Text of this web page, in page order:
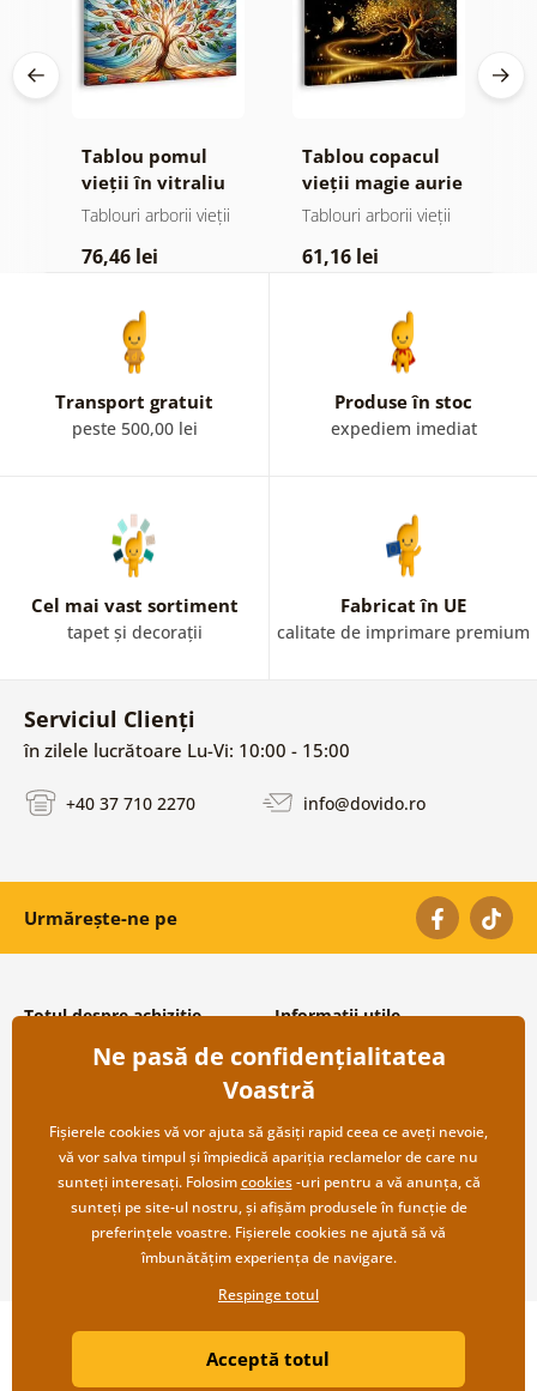
Tablou pomul
vieții în vitraliu
colorat
Tablouri arborii vieții
76,46 lei
Tablou copacul
vieții magie aurie
Tablouri arborii vieții
61,16 lei
Transport gratuit
peste 500,00 lei
Produse în stoc
expediem imediat
Cel mai vast sortiment
tapet și decorații
Fabricat în UE
calitate de imprimare premium
Serviciul Clienți
în zilele lucrătoare Lu-Vi: 10:00 - 15:00
+40 37 710 2270 info@dovido.ro
Urmărește-ne pe
Totul despre achiziție
Condiții și termeni generali
Protecția datelor personale
Transport și modalități de plată
Returnare
Informații utile
Despre noi
Întrebări frecvente
Contacte
Cooperare angro
Copyright ©2019 © Dovido.ro.
Litvanyi.sk| Magazinul online a fost creat de
Ne pasă de confidențialitatea
Voastră
Fișierele cookies vă vor ajuta să găsiți rapid ceea ce aveți nevoie,
vă vor salva timpul și împiedică apariția reclamelor de care nu
sunteți interesați. Folosimcookies-uri pentru a vă anunța, că
sunteți pe site-ul nostru, și afișăm produsele în funcție de
preferințele voastre. Fișierele cookies ne ajută să vă
îmbunătățim experiența de navigare.
Respinge totul
Acceptă totul